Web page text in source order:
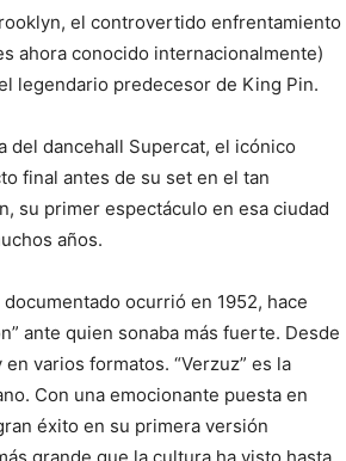
el controvertido enfrentamiento
ahora conocido internacionalmente)
legendario predecesor de King Pin.
del dancehall Supercat, el icónico
final antes de su set en el tan
su primer espectáculo en esa ciudad
años.
ocurrió en 1952, hace
ante quien sonaba más fuerte. Desde
varios formatos. “Verzuz” es la
Con una emocionante puesta en
éxito en su primera versión